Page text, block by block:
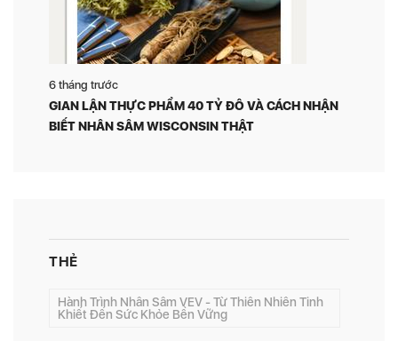
6 tháng trước
GIAN LẬN THỰC PHẨM 40 TỶ ĐÔ VÀ CÁCH NHẬN
BIẾT NHÂN SÂM WISCONSIN THẬT
THẺ
Hành Trình Nhân Sâm VEV - Từ Thiên Nhiên Tinh
Khiết Đến Sức Khỏe Bền Vững